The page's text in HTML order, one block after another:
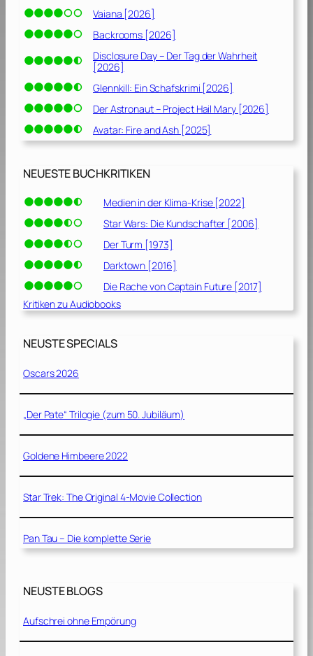
Vaiana [2026]
Backrooms [2026]
Disclosure Day – Der Tag der Wahrheit
[2026]
Glennkill: Ein Schafskrimi [2026]
Der Astronaut – Project Hail Mary [2026]
Avatar: Fire and Ash [2025]
NEUESTE BUCHKRITIKEN
Medien in der Klima-Krise [2022]
Star Wars: Die Kundschafter [2006]
Der Turm [1973]
Darktown [2016]
Die Rache von Captain Future [2017]
Kritiken zu Audiobooks
NEUSTE SPECIALS
Oscars 2026
„Der Pate“ Trilogie (zum 50. Jubiläum)
Goldene Himbeere 2022
Star Trek: The Original 4-Movie Collection
Pan Tau – Die komplette Serie
NEUSTE BLOGS
Aufschrei ohne Empörung